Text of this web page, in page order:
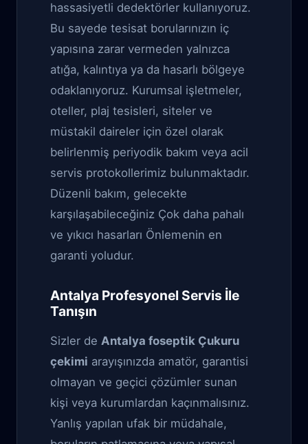
hassasiyetli dedektörler kullanıyoruz.
Bu sayede tesisat borularınızın iç
yapısına zarar vermeden yalnızca
atığa, kalıntıya ya da hasarlı bölgeye
odaklanıyoruz. Kurumsal işletmeler,
oteller, plaj tesisleri, siteler ve
müstakil daireler için özel olarak
belirlenmiş periyodik bakım veya acil
servis protokollerimiz bulunmaktadır.
Düzenli bakım, gelecekte
karşılaşabileceğiniz Çok daha pahalı
ve yıkıcı hasarları Önlemenin en
garanti yoludur.
Antalya Profesyonel Servis İle
Tanışın
Sizler de Antalya foseptik Çukuru
çekimi arayışınızda amatör, garantisi
olmayan ve geçici çözümler sunan
kişi veya kurumlardan kaçınmalısınız.
Yanlış yapılan ufak bir müdahale,